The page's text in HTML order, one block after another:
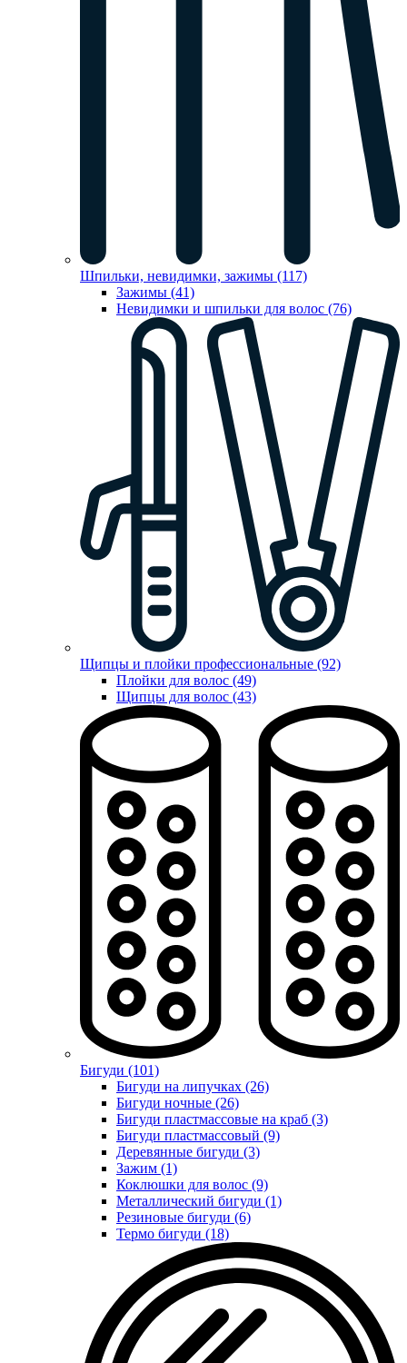
Шпильки, невидимки, зажимы (117)
Зажимы (41)
Невидимки и шпильки для волос (76)
Щипцы и плойки профессиональные (92)
Плойки для волос (49)
Щипцы для волос (43)
Бигуди (101)
Бигуди на липучках (26)
Бигуди ночные (26)
Бигуди пластмассовые на краб (3)
Бигуди пластмассовый (9)
Деревянные бигуди (3)
Зажим (1)
Коклюшки для волос (9)
Металлический бигуди (1)
Резиновые бигуди (6)
Термо бигуди (18)